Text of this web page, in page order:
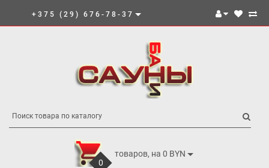
+375 (29) 676-78-37
0
товаров, на 0 BYN